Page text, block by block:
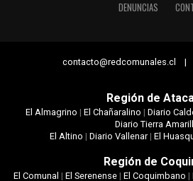
DENUNCIAS
contacto@redcomunales.cl |
Región de
El Almagrino | El Chañaralino | Diario
Diario Tierra
El Altino | Diario Vallenar| El
Región de
El Comunal | El Serenense| El Coquimbano |